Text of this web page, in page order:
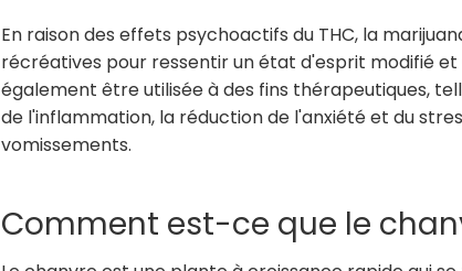
En raison des effets psychoactifs du THC, la
récréatives pour ressentir un état d'esprit modifié
également être utilisée à des fins thérapeutiques,
de l'inflammation, la réduction de l'anxiété et du
vomissements.
Comment est-ce que le